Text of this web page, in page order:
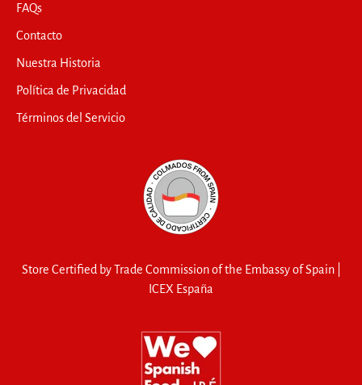
FAQs
Contacto
Nuestra Historia
Política de Privacidad
Términos del Servicio
Store Certified by Trade Commission of the Embassy of Spain |
ICEX España